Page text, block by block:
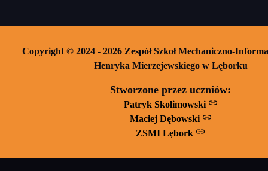
Copyright © 2024 - 2026 Zespół Szkoł Mechaniczno-
Henryka Mierzejewskiego w Lęborku
Stworzone przez uczniów:
Patryk Skolimowski
Maciej Dębowski
ZSMI Lębork